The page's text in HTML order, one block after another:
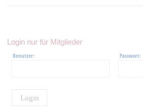
Login nur für Mitglieder
Benutzer: Passwort:
Login